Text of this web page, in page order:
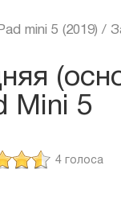
mini 5 (2019) /
Mini 5
4 голоса